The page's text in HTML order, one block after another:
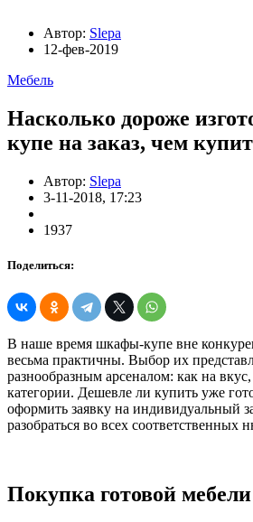
Автор: Slepa
12-фев-2019
Мебель
Насколько дороже
купе на заказ, чем
Автор: Slepa
3-11-2018, 17:23
1937
Поделиться:
В наше время шкафы-купе вне
весьма практичны. Выбор их
разнообразным арсеналом: как на
категории. Дешевле ли купить уже
оформить заявку на индивидуальный
разобраться во всех соответственных
Покупка готовой мебели